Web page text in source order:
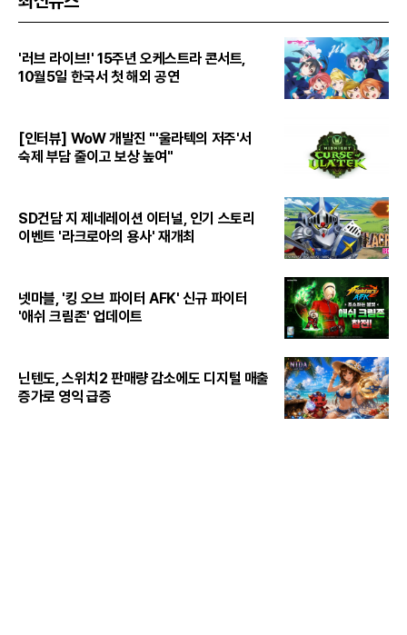
'러브 라이브!' 15주년 오케스트라 콘서트,
10월5일 한국서 첫 해외 공연
[인터뷰] WoW 개발진 "'울라텍의 저주'서
숙제 부담 줄이고 보상 높여"
SD건담 지 제네레이션 이터널, 인기 스토리
이벤트 '라크로아의 용사' 재개최
넷마블, '킹 오브 파이터 AFK' 신규 파이터
'애쉬 크림존' 업데이트
닌텐도, 스위치2 판매량 감소에도 디지털 매출
증가로 영익 급증